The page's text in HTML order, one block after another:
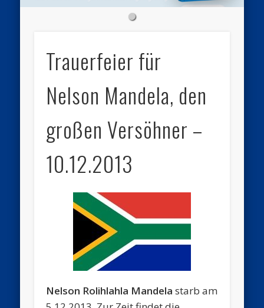
Trauerfeier für
Nelson Mandela, den
großen Versöhner –
10.12.2013
Nelson Rolihlahla Mandela starb am